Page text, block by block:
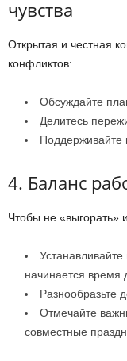
чувства
Открытая и честная
конфликтов:
Обсуждайте
Делитесь
Поддерживайте
4. Баланс
Чтобы не «выгорать»
начинается время
Разнообразьте
Отмечайте
совместные